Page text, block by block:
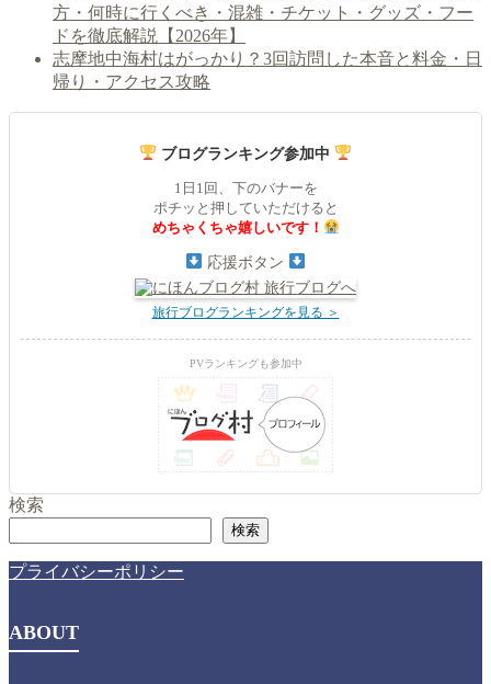
方・何時に行くべき・混雑・チケット・グッズ・フー
ドを徹底解説【2026年】
志摩地中海村はがっかり？3回訪問した本音と料金・日
帰り・アクセス攻略
ブログランキング参加中
1日1回、下のバナーを
ポチッと押していただけると
めちゃくちゃ嬉しいです！
応援ボタン
旅行ブログランキングを見る ＞
PVランキングも参加中
検索
検索
プライバシーポリシー
ABOUT